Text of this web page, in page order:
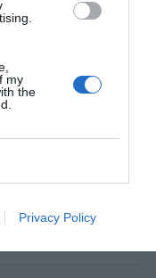
my
the
Privacy Policy
28/07/2026
para el
Oviedo
apoyo esencial en
Redacción 30/07/2026